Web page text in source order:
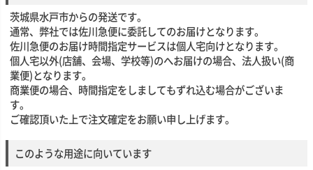
茨城県水戸市からの発送です。
通常、弊社では佐川急便に委託してのお届けとなります。
佐川急便のお届け時間指定サービスは個人宅向けとなります。
個人宅以外(店舗、会場、学校等)のへお届けの場合、法人扱い(商
業便)となります。
商業便の場合、時間指定をしましてもずれ込む場合がございま
す。
ご確認頂いた上で注文確定をお願い申し上げます。
このような用途に向いています